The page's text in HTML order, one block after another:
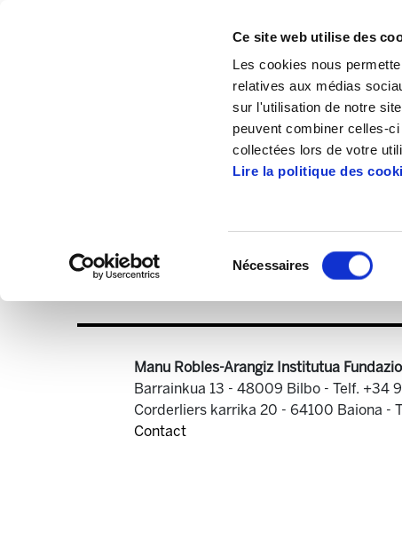
Ce site web utilise des
Les cookies nous
relatives aux médias
sur l'utilisation de notre
peuvent combiner celles-
collectées lors de votre
Lire la politique des
Nécessaires
Publications Outres documents
ELAREN
Propuesta a las
Manu Robles-Arangiz Institutua
Barrainkua 13 - 48009 Bilbo - Telf. +34
Corderliers karrika 20 - 64100 Baiona -
Contact